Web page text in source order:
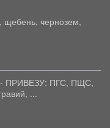
чернозем,
ПРИВЕЗУ: ПГС, ПЩС,
...